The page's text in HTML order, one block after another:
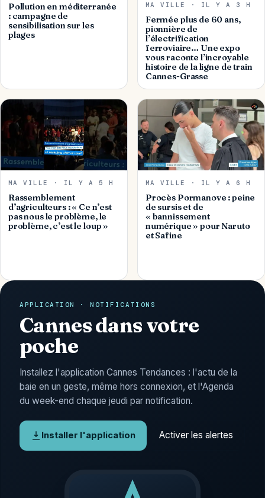
Pollution en méditerranée
: campagne de
sensibilisation sur les
plages
MA VILLE · IL Y A 3 H
Fermée plus de 60 ans,
pionnière de
l’électrification
ferroviaire… Une expo
vous raconte l’incroyable
histoire de la ligne de train
Cannes-Grasse
MA VILLE · IL Y A 5 H
Rassemblement
d’agriculteurs : « Ce n’est
pas nous le problème, le
problème, c’est le loup »
MA VILLE · IL Y A 6 H
Procès Pormanove : peine
de sursis et de
« bannissement
numérique » pour Naruto
et Safine
APPLICATION · NOTIFICATIONS
Cannes dans votre
poche
Installez l'application Cannes Tendances : l'actu de la
baie en un geste, même hors connexion, et l'Agenda
du week-end chaque jeudi par notification.
Installer l'application Activer les alertes